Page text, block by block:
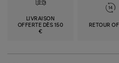
LIVRAISON
OFFERTE DÈS 150
€
RETOUR